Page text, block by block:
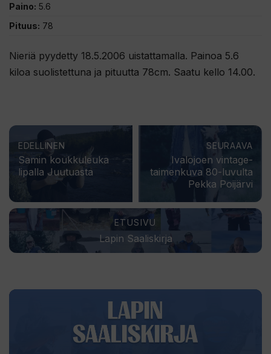
Paino: 5.6
Pituus: 78
Nieriä pyydetty 18.5.2006 uistattamalla. Painoa 5.6
kiloa suolistettuna ja pituutta 78cm. Saatu kello 14.00.
EDELLINEN
Samin koukkuleuka
lipalla Juutuasta
ETUSIVU
Lapin Saaliskirja
SEURAAVA
Ivalojoen vintage-
taimenkuva 80-luvulta
Pekka Poijärvi